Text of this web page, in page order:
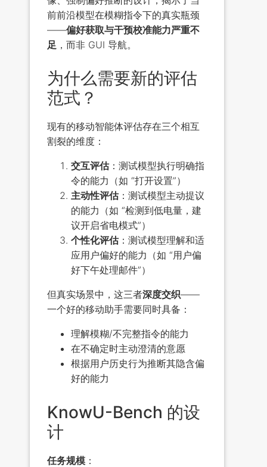
前前沿模型在模糊指令下的真实瓶颈
——偏好获取与干预校准能力严重不
足 ，而非 GUI 导航。
为什么需要新的评估
范式？
现有的移动智能体评估存在三个相互
割裂的维度：
交互评估：测试模型执行明确指
令的能力（如 “打开设置”）
主动性评估：测试模型主动提议
的能力（如 “检测到低电量，建
议开启省电模式”）
个性化评估：测试模型理解和适
应用户偏好的能力（如 “用户偏
好下午处理邮件”）
但真实场景中，这三者深度交织——
一个好的移动助手需要同时具备：
理解模糊/不完整指令的能力
在不确定时主动澄清的意愿
根据用户历史行为推断其隐含偏
好的能力
KnowU-Bench 的设
计
任务规模 ：